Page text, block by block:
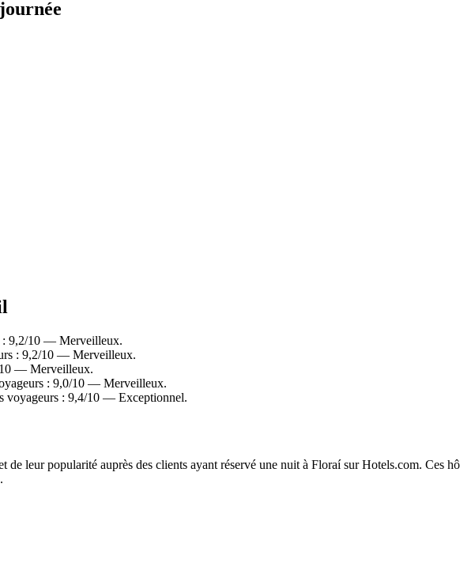
: 9,2/10 — Merveilleux.
: 9,2/10 — Merveilleux.
— Merveilleux.
: 9,0/10 — Merveilleux.
: 9,4/10 — Exceptionnel.
de leur popularité auprès des clients ayant réservé une nuit à Floraí sur Hotels.com. Ces
.